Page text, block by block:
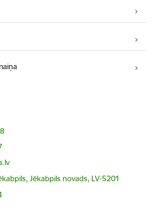
Jēkabpils novads, LV-5201